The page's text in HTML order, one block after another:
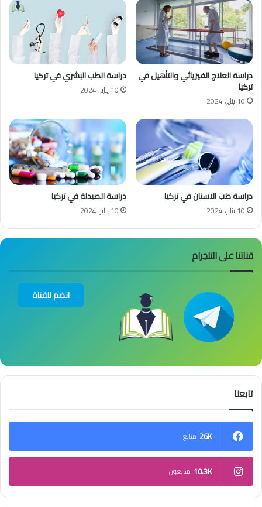
دراسة العلاج الفيزيائي والتأهيل في
تركيا
10 يناير، 2024
دراسة الطب البشري في تركيا
10 يناير، 2024
دراسة طب الاسنان في تركيا
10 يناير، 2024
دراسة الصيدلة في تركيا
10 يناير، 2024
قناتنا على التلجرام
انضم للقناة
تابعنا
26K متابع
10.3K متابعون